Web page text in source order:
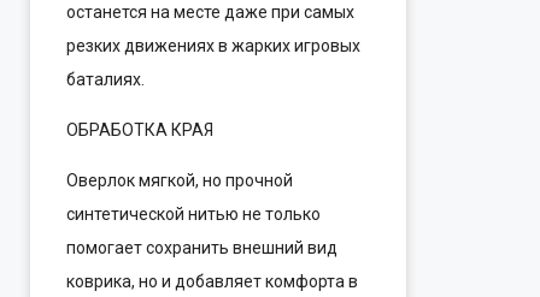
останется на месте даже при самых
резких движениях в жарких игровых
баталиях.
ОБРАБОТКА КРАЯ
Оверлок мягкой, но прочной
синтетической нитью не только
помогает сохранить внешний вид
коврика, но и добавляет комфорта в